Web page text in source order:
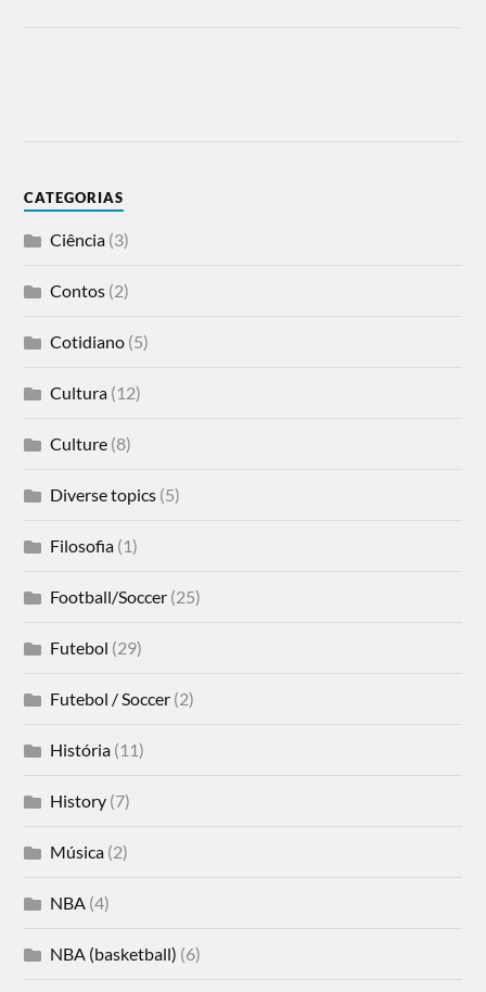
CATEGORIAS
Ciência (3)
Contos (2)
Cotidiano (5)
Cultura (12)
Culture (8)
Diverse topics (5)
Filosofia (1)
Football/Soccer (25)
Futebol (29)
Futebol / Soccer (2)
História (11)
History (7)
Música (2)
NBA (4)
NBA (basketball) (6)